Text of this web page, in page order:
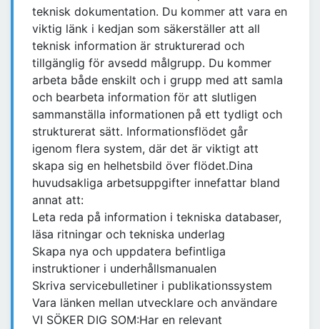
teknisk dokumentation. Du kommer att vara en
viktig länk i kedjan som säkerställer att all
teknisk information är strukturerad och
tillgänglig för avsedd målgrupp. Du kommer
arbeta både enskilt och i grupp med att samla
och bearbeta information för att slutligen
sammanställa informationen på ett tydligt och
strukturerat sätt. Informationsflödet går
igenom flera system, där det är viktigt att
skapa sig en helhetsbild över flödet.Dina
huvudsakliga arbetsuppgifter innefattar bland
annat att:
Leta reda på information i tekniska databaser,
läsa ritningar och tekniska underlag
Skapa nya och uppdatera befintliga
instruktioner i underhållsmanualen
Skriva servicebulletiner i publikationssystem
Vara länken mellan utvecklare och användare
VI SÖKER DIG SOM:Har en relevant